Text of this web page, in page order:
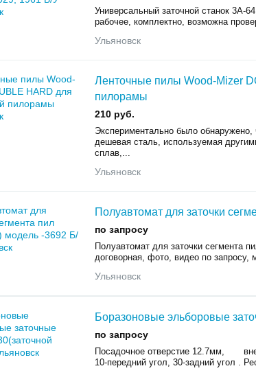
Универсальный заточной станок
рабочее, комплектно, возможна
Ульяновск
Ленточные пилы Wood-Mizer
пилорамы
210 руб.
Экспериментально было
дешевая сталь, используемая
сплав,...
Ульяновск
Полуавтомат для заточки
по запросу
Полуавтомат для заточки сегмента
договорная, фото, видео по запросу,
Ульяновск
Боразоновые эльборовые
по запросу
Посадочное отверстие 12.7мм,
10-передний угол, 30-задний угол .